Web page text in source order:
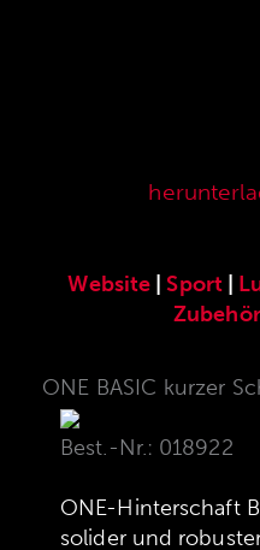
Website |Sport|
Zubehör
ONE BASIC kurzer
Best.-Nr.: 018922
ONE-Hinterschaft
solider und